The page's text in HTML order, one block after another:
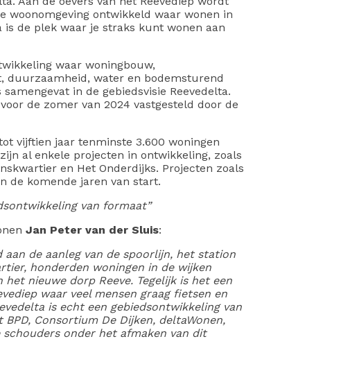
woonomgeving ontwikkeld waar wonen in
de plek waar je straks kunt wonen aan
waar woningbouw,
duurzaamheid, water en bodemsturend
in de gebiedsvisie Reevedelta.
de zomer van 2024 vastgesteld door de
vijftien jaar tenminste 3.600 woningen
al enkele projecten in ontwikkeling, zoals
en Het Onderdijks. Projecten zoals
de komende jaren van start.
van formaat”
Jan Peter van der Sluis:
aan de aanleg van de spoorlijn, het station
honderden woningen in de wijken
nieuwe dorp Reeve. Tegelijk is het een
waar veel mensen graag fietsen en
is echt een gebiedsontwikkeling van
Consortium De Dijken, deltaWonen,
onder het afmaken van dit